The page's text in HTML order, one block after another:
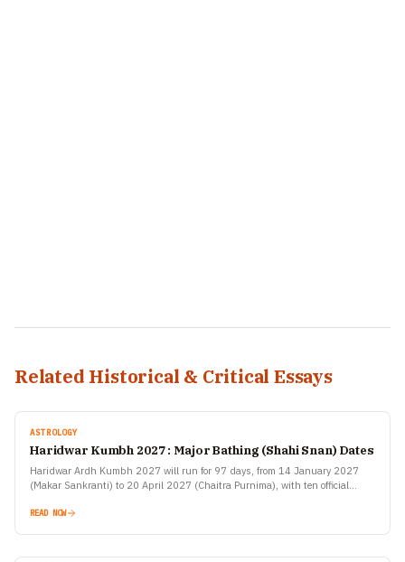
Related Historical & Critical Essays
ASTROLOGY
Haridwar Kumbh 2027 : Major Bathing (Shahi Snan) Dates
Haridwar Ardh Kumbh 2027 will run for 97 days, from 14 January 2027
(Makar Sankranti) to 20 April 2027 (Chaitra Purnima), with ten official
READ NOW